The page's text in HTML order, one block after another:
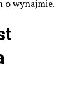
o wynajmie.